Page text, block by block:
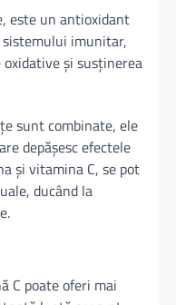
este un antioxidant
imunitar,
și susținerea
sunt combinate, ele
depășesc efectele
și vitamina C, se pot
ducând la
C poate oferi mai